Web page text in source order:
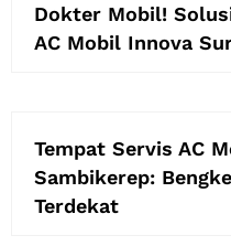
Dokter Mobil!
AC Mobil Innova
Tempat Servis AC
Sambikerep:
Terdekat